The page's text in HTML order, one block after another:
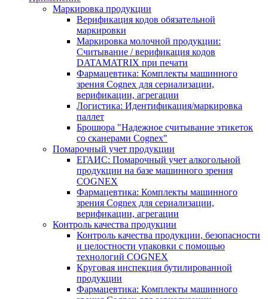
Маркировка продукции
Верификация кодов обязательной
маркировки
Маркировка молочной продукции:
Считывание / верификация кодов
DATAMATRIX при печати
Фармацевтика: Комплекты машинного
зрения Cognex для сериализации,
верификации, агрегации
Логистика: Идентификация/маркировка
паллет
Брошюра "Надежное считывание этикеток
со сканерами Cognex"
Помарочный учет продукции
ЕГАИС: Помарочный учет алкогольной
продукции на базе машинного зрения
COGNEX
Фармацевтика: Комплекты машинного
зрения Cognex для сериализации,
верификации, агрегации
Контроль качества продукции
Контроль качества продукции, безопасности
и целостности упаковки с помощью
технологий COGNEX
Круговая инспекция бутилированной
продукции
Фармацевтика: Комплекты машинного